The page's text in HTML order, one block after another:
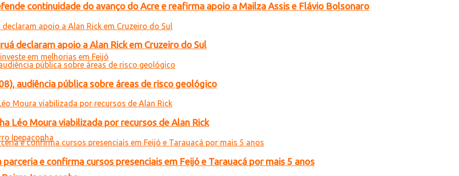
continuidade do avanço do Acre e reafirma apoio a Mailza Assis e Flávio Bolsonaro
declaram apoio a Alan Rick em Cruzeiro do Sul
audiência pública sobre áreas de risco geológico
Léo Moura viabilizada por recursos de Alan Rick
e confirma cursos presenciais em Feijó e Tarauacá por mais 5 anos